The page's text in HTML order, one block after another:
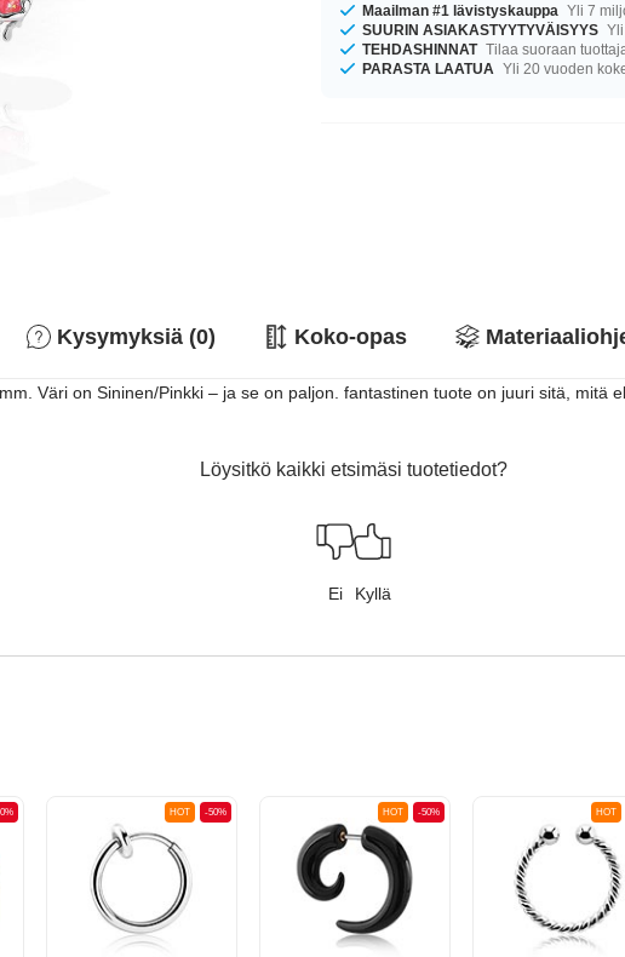
Maailman #1 lävistyskauppa Yli 7
SUURIN ASIAKASTYYTYVÄISYYS
TEHDASHINNAT Tilaa suoraan
PARASTA LAATUA Yli 20 vuoden
Kysymyksiä (0) Koko-opas
Väri on Sininen/Pinkki – ja se on paljon. fantastinen tuote on juuri sitä, mitä
Löysitkö kaikki etsimäsi tuotetiedot?
Ei Kyllä
-50%
HOT -50%
HOT HOT